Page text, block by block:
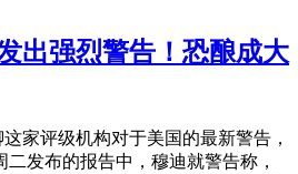
出强烈警告！恐酿成大
家评级机构对于美国的最新警告，
发布的报告中，穆迪就警告称，